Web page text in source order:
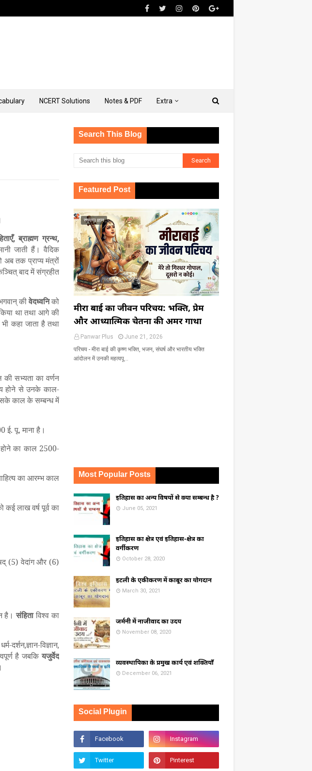
NCERT Solutions Notes & PDF Extra
,ब्राह्मण ग्रन्थ,
जाती हैं। वैदिक
अब तक प्राप्य मंत्रों
बाद में संग्रहीत
कीवेदध्वनिको
था तथा आगे की
भी कहा जाता है तथा
सभ्यता का वर्णन
होने से उनके काल-
काल के सम्बन्ध में
ई. पू. माना है।
का काल 2500-
का आरम्भ काल
कई लाख वर्ष पूर्व का
(5) वेदांग और (6)
है।संहिताविश्व का
धर्म-दर्शन,ज्ञान-विज्ञान,
है जबकियजुर्वेद
Search This Blog
Featured Post
सामान्य ज्ञान
मीरा बाई का जीवन परिचय: भक्ति, प्रेम
और आध्यात्मिक चेतना की अमर गाथा
Panwar Plus
June 21, 2026
परिचय - मीरा बाई की कृष्ण भक्ति, भजन, संघर्ष और भारतीय भक्ति
आंदोलन में उनकी महत्वपू…
Most Popular Posts
इतिहास का अन्य विषयों से क्या सम्बन्ध है ?
June 05, 2021
इतिहास का क्षेत्र एवं इतिहास-क्षेत्र का
वर्गीकरण
October 28, 2020
इटली के एकीकरण में काबूर का योगदान
March 30, 2021
जर्मनी में नाजीवाद का उदय
November 08, 2020
व्यवस्थापिका के प्रमुख कार्य एवं शक्तियाँ
December 06, 2021
Social Plugin